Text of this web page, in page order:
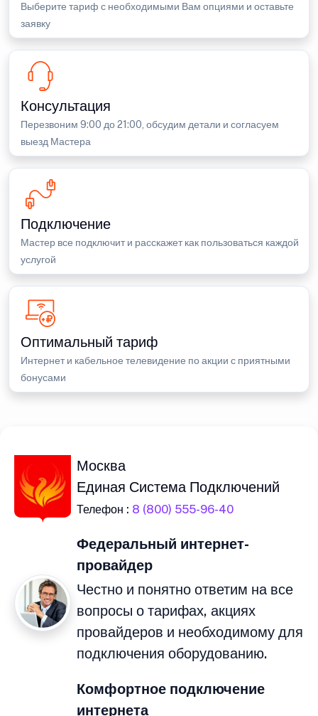
Выберите тариф с необходимыми Вам опциями и оставьте
заявку
Консультация
Перезвоним 9:00 до 21:00, обсудим детали и согласуем
выезд Мастера
Подключение
Мастер все подключит и расскажет как пользоваться каждой
услугой
Оптимальный тариф
Интернет и кабельное телевидение по акции с приятными
бонусами
Москва
Единая Система Подключений
Телефон : 8 (800) 555-96-40
Федеральный интернет-
провайдер
Честно и понятно ответим на все
вопросы о тарифах, акциях
провайдеров и необходимому для
подключения оборудованию.
Комфортное подключение
интернета